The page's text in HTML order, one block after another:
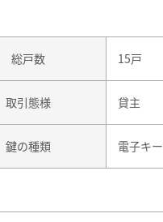
総戸数 15戸
取引態様 貸主
鍵の種類 電子キー